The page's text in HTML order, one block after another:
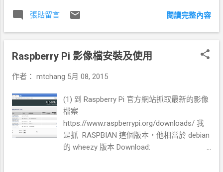
憶。 底下這兩篇很適合入門的第一課：
Raspberry Pi 教學
%95%99%E5%AD%B8/ 基本電路元件解說
embedded-6-raspberry-pi-gpio/ 線路接線：
針腳是 12 port ，記得接對線路。 再 pi 內用
編輯寫下面的程式碼：(RPi,GPIO 也請參考上
面兩篇的說明安裝 pyhton lib) pi@raspberrypi
~/code $ cat led_blink.py import RPi.GPIO as
GPIO import time # define pin 12, RPi P1.
張貼留言 閱讀完整內容
Raspberry Pi 影像檔安裝及使用
作者： mtchang 5月 08, 2015
(1) 到 Raspberry Pi 官方網站抓取最新的影像
檔案
https://www.raspberrypi.org/downloads/ 我
是抓 RASPBIAN 這個版本，他相當於 debian
的 wheezy 版本 Download: